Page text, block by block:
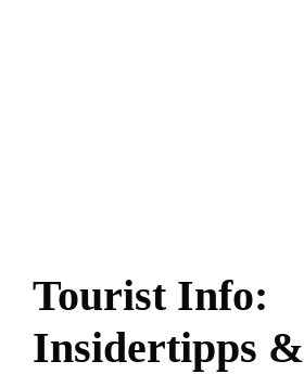
Tourist Info:
Insidertipps &